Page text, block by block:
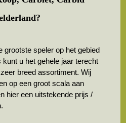
grootste speler op het gebied
u het gehele jaar terecht
breed assortiment. Wij
op een groot scala aan
hier een uitstekende prijs /